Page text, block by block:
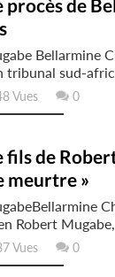
procès de
Bellarmine
sud-
Vues 0
fils de
meurtre »
Robert
Vues 0